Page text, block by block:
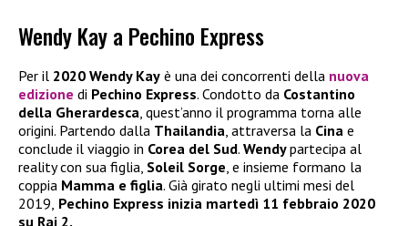
Wendy Kay a Pechino Express
Per il 2020 Wendy Kay è una dei concorrenti della nuova
edizione di Pechino Express. Condotto da Costantino
della Gherardesca , quest’anno il programma torna alle
origini. Partendo dalla Thailandia , attraversa la Cina e
conclude il viaggio in Corea del Sud. Wendypartecipa al
reality con sua figlia, Soleil Sorge , e insieme formano la
coppia Mamma e figlia. Già girato negli ultimi mesi del
2019, Pechino Express inizia martedì 11 febbraio 2020
su Rai 2.